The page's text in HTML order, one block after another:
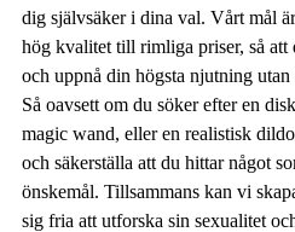
dig självsäker i dina val. Vårt mål
hög kvalitet till rimliga priser, så att
och uppnå din högsta njutning utan
Så oavsett om du söker efter en
magic wand, eller en realistisk
och säkerställa att du hittar något
önskemål. Tillsammans kan vi
sig fria att utforska sin sexualitet